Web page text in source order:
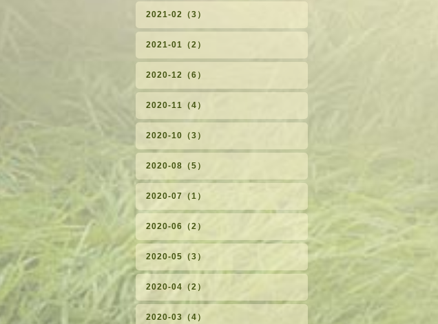
2021-02（3）
2021-01（2）
2020-12（6）
2020-11（4）
2020-10（3）
2020-08（5）
2020-07（1）
2020-06（2）
2020-05（3）
2020-04（2）
2020-03（4）